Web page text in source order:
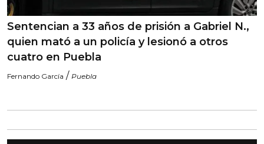
Sentencian a 33 años de prisión a Gabriel N.,
quien mató a un policía y lesionó a otros
cuatro en Puebla
Fernando García / Puebla